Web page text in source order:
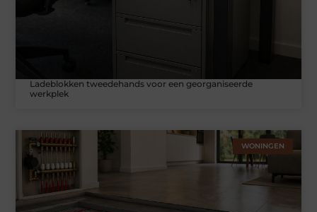
Ladeblokken tweedehands voor een georganiseerde
werkplek
WONINGEN